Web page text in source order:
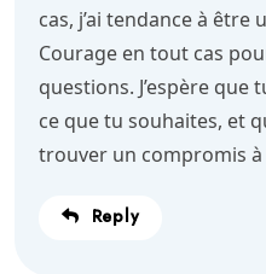
cas, j’ai tendance à être
Courage en tout cas
questions. J’espère
ce que tu souhaites, et
trouver un compromis à
Reply